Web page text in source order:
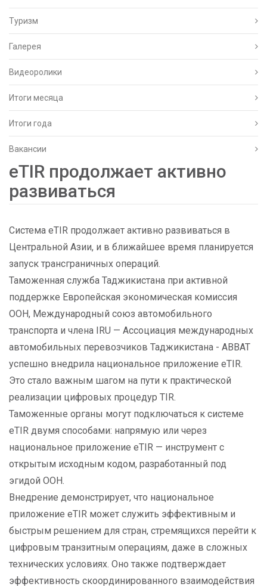
Туризм
Галерея
Видеоролики
Итоги месяца
Итоги года
Вакансии
eTIR продолжает активно
развиваться
Система eTIR продолжает активно развиваться в
Центральной Азии, и в ближайшее время планируется
запуск трансграничных операций.
Таможенная служба Таджикистана при активной
поддержке Европейская экономическая комиссия
ООН, Международный союз автомобильного
транспорта и члена IRU — Ассоциация международных
автомобильных перевозчиков Таджикистана - АВВАТ
успешно внедрила национальное приложение eTIR.
Это стало важным шагом на пути к практической
реализации цифровых процедур TIR.
Таможенные органы могут подключаться к системе
eTIR двумя способами: напрямую или через
национальное приложение eTIR — инструмент с
открытым исходным кодом, разработанный под
эгидой ООН.
Внедрение демонстрирует, что национальное
приложение eTIR может служить эффективным и
быстрым решением для стран, стремящихся перейти к
цифровым транзитным операциям, даже в сложных
технических условиях. Оно также подтверждает
эффективность скоординированного взаимодействия